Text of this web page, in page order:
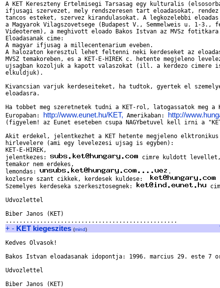
A KET Kereszteny Ertelmisegi Tarsasag egy kulturalis
ifjusagi szervezet, mely rendszeresen tart eloadasokat,
tancos esteket, szervez kirandulasokat. A legkozelebbi
a Magyarok Vilagszovetsege (Budapest V., Semmelweis u. 1-
Videoterem), a meghivott eloado Bakos Istvan az MVSz
Eloadasanak cime:
A magyar ifjusag a millecentenarium eveben.
A halozaton keresztul lehet feltenni neki kerdeseket az
MVSZ temakoreben, es a KET-E-HIREK c. hetente megjeleno
ujsagban kozoljuk a kapott valaszokat (ill. a kerdezo cimere
elkuldjuk).
Kivancsian varjuk kerdeseiteket, ha tudtok, gyertek el
eloadasra.
Ha tobbet meg szeretnetek tudni a KET-rol, latogassatok meg
Europaban: http://www.eunet.hu/KET, Amerikaban: http://
(figyelem! az Eunet eseteben csupa NAGYbetuvel kell irni a
Akit erdekel, jelentkezhet a KET hetente megjeleno
hirlevelere (ami egy levelezesi ujsag is egyben):
KET-E-HIREK,
jelentkezes:
cimre kuldott
temakor nem erdekes,
lemondas:
.
kozlesre szant cikkek, kerdesek kuldese:
Szemelyes kerdeseka szerkesztosegnek:
Udvozlettel
Biber Janos (KET)
+ - KET kiegeszites (mind)
Kedves Olvasok!
Bakos Istvan eloadasanak idopontja: 1996. marcius 29. este 7
Udvozlettel
Biber Janos (KET)